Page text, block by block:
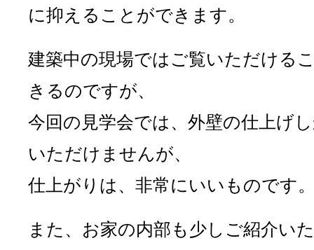
に抑えることができます。
建築中の現場ではご覧いただける
きるのですが、
今回の見学会では、外壁の仕上げ
いただけませんが、
仕上がりは、非常にいいものです
また、お家の内部も少しご紹介い